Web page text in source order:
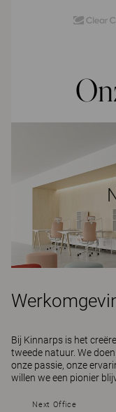
Bij Kinnarps is het
tweede natuur. We
onze passie, onze
willen we een pionier
Next Office